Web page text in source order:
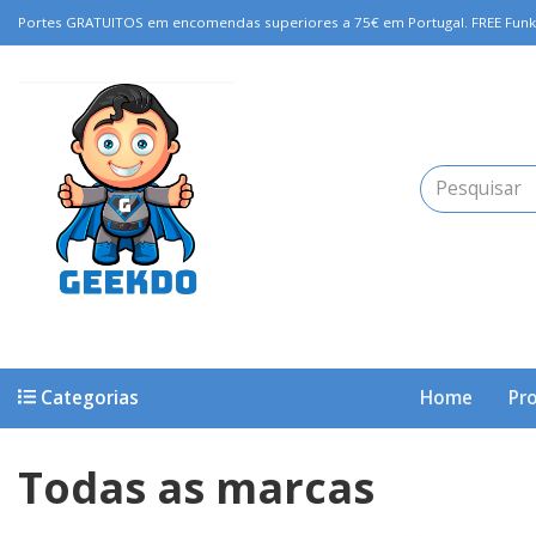
Portes GRATUITOS em encomendas superiores a 75€ em Portugal. FREE
Home
Categorias
Todas as marcas